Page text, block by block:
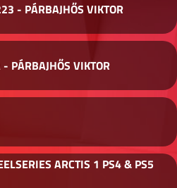
- PÁRBAJHŐS VIKTOR
PÁRBAJHŐS VIKTOR
ARCTIS 1 PS4 & PS5